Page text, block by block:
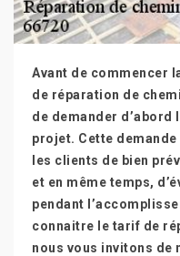
Avant de commencer
de réparation de
de demander
projet. Cette
les clients de bien
et en même temps,
pendant
connaitre le tarif de
nous vous invitons de